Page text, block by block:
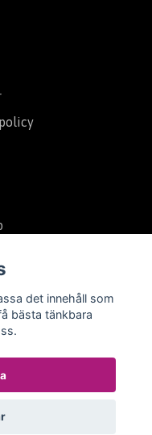
det innehåll som
bästa tänkbara